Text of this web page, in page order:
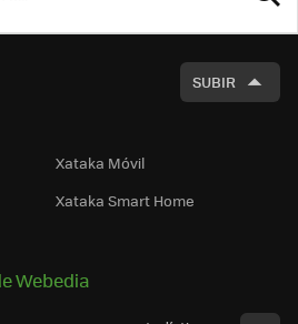
SUBIR
Xataka Móvil
Xataka Smart Home
Webedia